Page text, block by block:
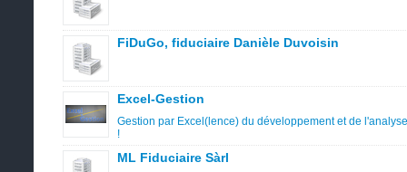
FiDuGo, fiduciaire Danièle Duvoisin
Excel-Gestion
Gestion par Excel(lence) du développement et de
!
ML Fiduciaire Sàrl